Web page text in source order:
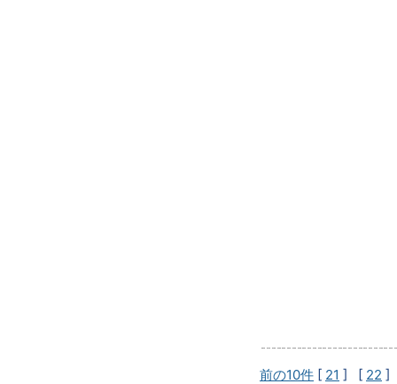
前の10件 [ 21 ] [ 22 ]